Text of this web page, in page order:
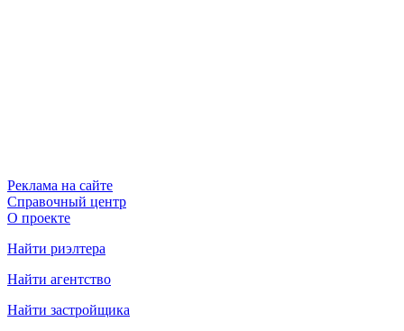
Реклама на сайте
Справочный центр
О проекте
Найти риэлтера
Найти агентство
Найти застройщика